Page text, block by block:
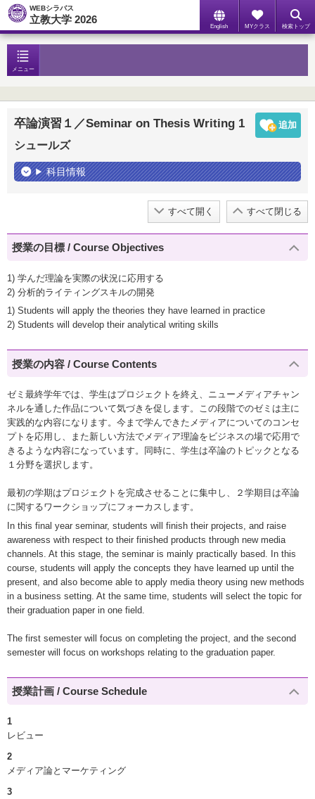
WEBシラバス
立教大学 2026
English MYクラス 検索トップ
メニュー
卒論演習１／Seminar on Thesis Writing 1
シュールズ
科目情報
すべて開く すべて閉じる
授業の目標 / Course Objectives
1) 学んだ理論を実際の状況に応用する
2) 分析的ライティングスキルの開発
1) Students will apply the theories they have learned in practice
2) Students will develop their analytical writing skills
授業の内容 / Course Contents
ゼミ最終学年では、学生はプロジェクトを終え、ニューメディアチャン
ネルを通した作品について気づきを促します。この段階でのゼミは主に
実践的な内容になります。今まで学んできたメディアについてのコンセ
プトを応用し、また新しい方法でメディア理論をビジネスの場で応用で
きるような内容になっています。同時に、学生は卒論のトピックとなる
１分野を選択します。
最初の学期はプロジェクトを完成させることに集中し、２学期目は卒論
に関するワークショップにフォーカスします。
In this final year seminar, students will finish their projects, and raise
awareness with respect to their finished products through new media
channels. At this stage, the seminar is mainly practically based. In this
course, students will apply the concepts they have learned up until the
present, and also become able to apply media theory using new methods
in a business setting. At the same time, students will select the topic for
their graduation paper in one field.
The first semester will focus on completing the project, and the second
semester will focus on workshops relating to the graduation paper.
授業計画 / Course Schedule
1
レビュー
2
メディア論とマーケティング
3